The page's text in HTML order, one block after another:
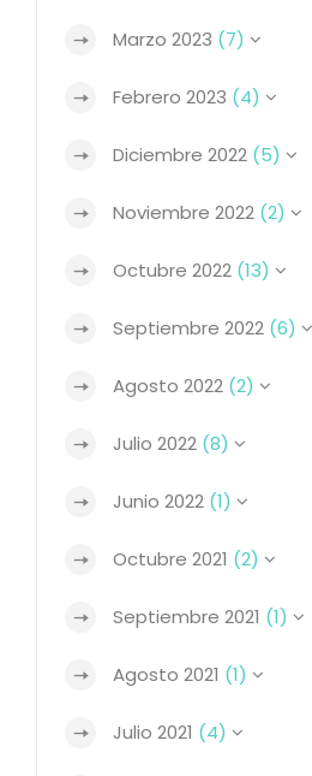
Marzo 2023 (7)
Febrero 2023 (4)
Diciembre 2022 (5)
Noviembre 2022 (2)
Octubre 2022 (13)
Septiembre 2022 (6)
Agosto 2022 (2)
Julio 2022 (8)
Junio 2022 (1)
Octubre 2021 (2)
Septiembre 2021 (1)
Agosto 2021 (1)
Julio 2021 (4)